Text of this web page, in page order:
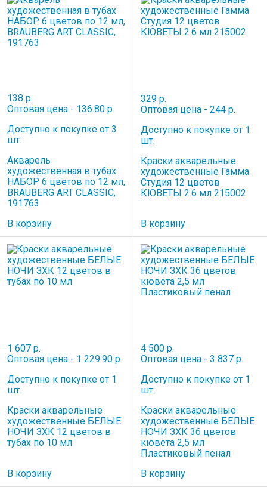
138 р.
Оптовая цена - 136.80 р.
Доступно к покупке от 3
шт.
Акварель
художественная в тубах
НАБОР 6 цветов по 12 мл,
BRAUBERG ART CLASSIC,
191763
В корзину
329 р.
Оптовая цена - 244 р.
Доступно к покупке от 1
шт.
Краски акварельные
художественные Гамма
Студия 12 цветов
КЮВЕТЫ 2.6 мл 215002
В корзину
1 607 р.
Оптовая цена - 1 229.90 р.
Доступно к покупке от 1
шт.
Краски акварельные
художественные БЕЛЫЕ
НОЧИ ЗХК 12 цветов в
тубах по 10 мл
В корзину
4 500 р.
Оптовая цена - 3 837 р.
Доступно к покупке от 1
шт.
Краски акварельные
художественные БЕЛЫЕ
НОЧИ ЗХК 36 цветов
кювета 2,5 мл
Пластиковый пенал
В корзину